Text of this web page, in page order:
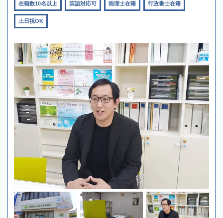
在籍数10名以上 英語対応可 税理士在籍 行政書士在籍
土日祝OK